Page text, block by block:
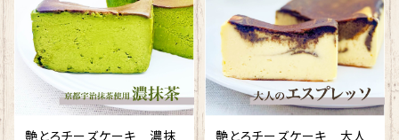
艶とろチーズケーキ 濃抹
艶とろチーズケーキ 大人